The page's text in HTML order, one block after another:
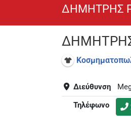
ΔΗΜΗΤΡΗΣ
ΔΗΜΗΤΡΗΣ
Διεύθυνση
Τηλέφωνο